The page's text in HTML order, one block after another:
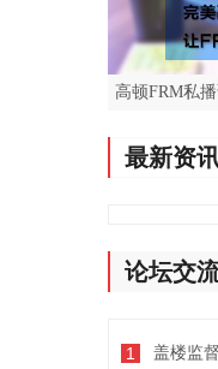
高顿FRM私
最新资
论坛交
1 盖楼监